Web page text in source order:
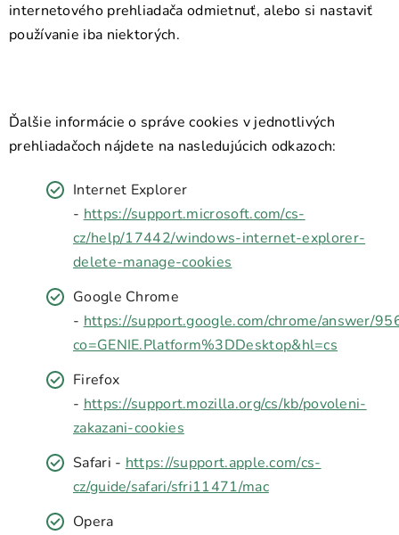
internetového prehliadača odmietnuť, alebo si nastaviť
používanie iba niektorých.
Ďalšie informácie o správe cookies v jednotlivých
prehliadačoch nájdete na nasledujúcich odkazoch:
Internet Explorer
- https://support.microsoft.com/cs-
cz/help/17442/windows-internet-explorer-
delete-manage-cookies
Google Chrome
- https://support.google.com/chrome/answer/
co=GENIE.Platform%3DDesktop&hl=cs
Firefox
- https://support.mozilla.org/cs/kb/povoleni-
zakazani-cookies
Safari - https://support.apple.com/cs-
cz/guide/safari/sfri11471/mac
Opera